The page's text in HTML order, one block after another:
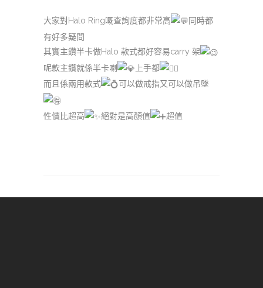
大家對Halo Ring嘅查詢度都非常高
同時都
有好多疑問
其實主鑽半卡做Halo 款式都好容易carry 架
呢款主鑽就係半卡喇
上手都
而且係兩用款式
可以做戒指又可以做吊墜
性價比超高 絕對是高顏值 超值